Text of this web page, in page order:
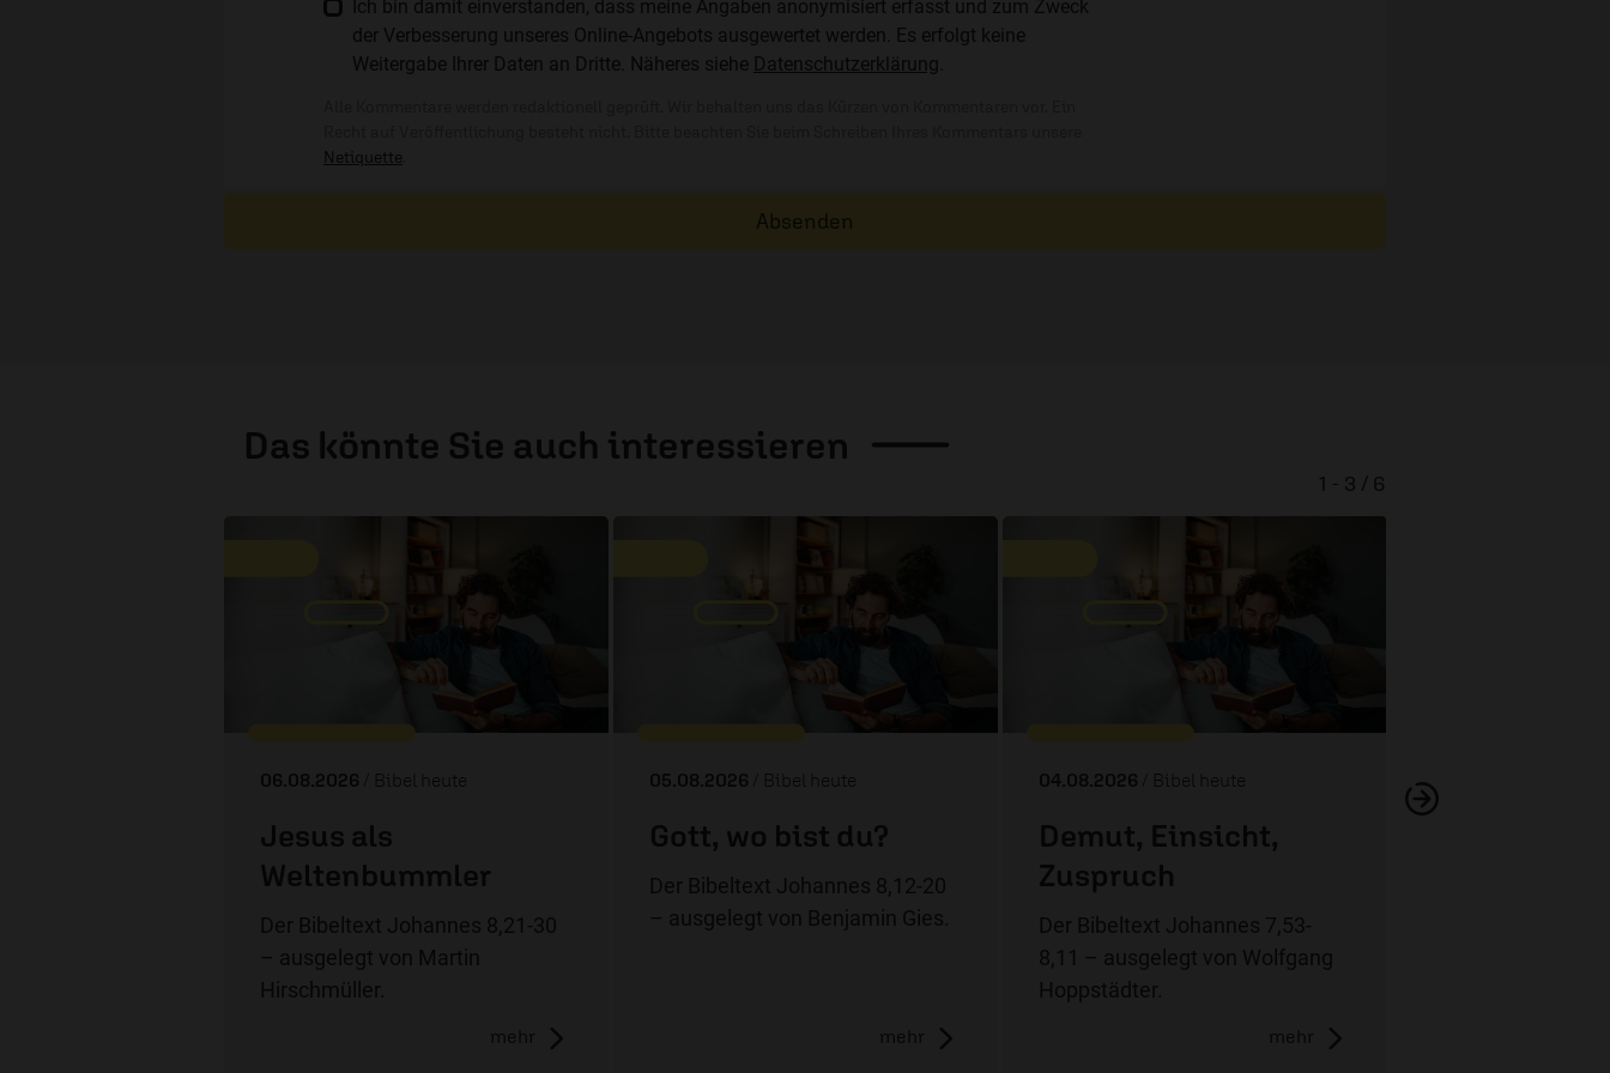
Ich bin damit einverstanden, dass meine Angaben anonymisiert erfasst und zum Zweck
der Verbesserung unseres Online-Angebots ausgewertet werden. Es erfolgt keine
Weitergabe Ihrer Daten an Dritte. Näheres siehe Datenschutzerklärung
Netiquette
Absenden
Das könnte Sie auch interessieren
06.08.2026 / Bibel heute
Jesus als
Weltenbummler
Der Bibeltext Johannes 8,21-30
– ausgelegt von Martin
Hirschmüller.
mehr
05.08.2026 / Bibel heute
Gott, wo bist du?
Der Bibeltext Johannes 8,12-20
– ausgelegt von Benjamin Gies.
mehr
04.08.2026 / Bibel heute
Demut, Einsicht,
Zuspruch
Der Bibeltext Johannes 7,53-
8,11 – ausgelegt von Wolfgang
Hoppstädter.
mehr
1 - 3 / 6